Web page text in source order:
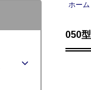
ホーム
050